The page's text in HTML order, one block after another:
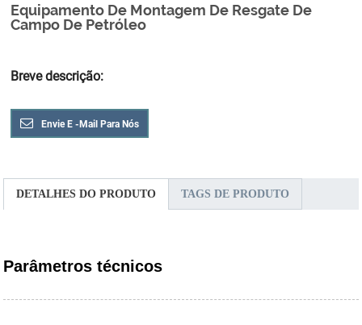
Equipamento De Montagem De Resgate De
Campo De Petróleo
Breve descrição:
Envie E -mail Para Nós
DETALHES DO PRODUTO TAGS DE PRODUTO
Parâmetros técnicos